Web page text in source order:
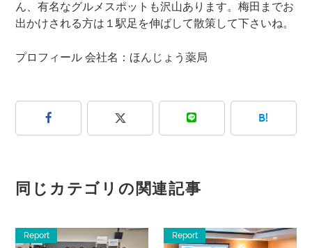
ん、有名なグルメスポットも沢山あります。梅田までお
出かけされる方は１駅足を伸ばして散策して下さいね。
プロフィール 会社名：ほんじょう薬局
B!
同じカテゴリの関連記事
Report Report